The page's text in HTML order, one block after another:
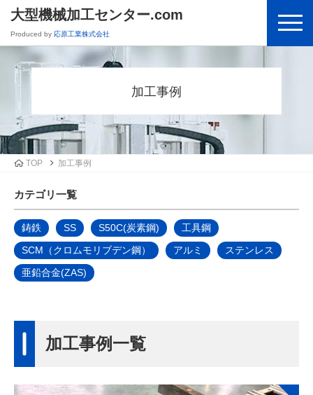
大型機械加工センター.com
Produced by 応原工業株式会社
加工事例
TOP 加工事例
カテゴリ一覧
鋳鉄 SS S50C(炭素鋼)
工具鋼
SCM（クロムモリブデン鋼）
アルミ
ステンレス
亜鉛合金(ZAS)
加工事例一覧